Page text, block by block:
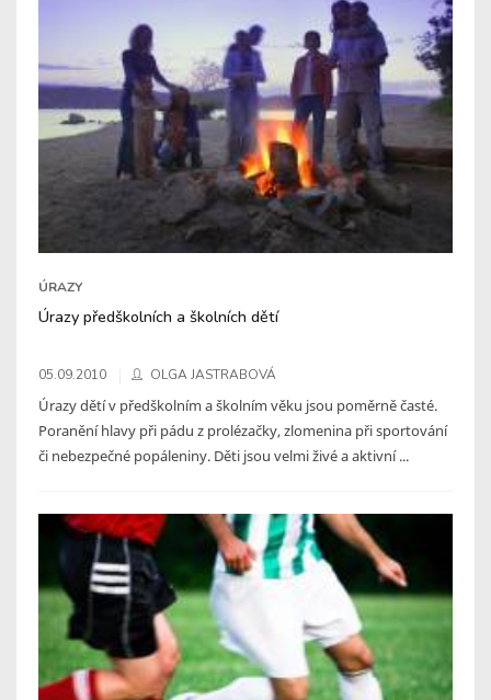
ÚRAZY
Úrazy předškolních a školních dětí
05.09.2010 OLGA JASTRABOVÁ
Úrazy dětí v předškolním a školním věku jsou poměrně časté.
Poranění hlavy při pádu z prolézačky, zlomenina při sportování
či nebezpečné popáleniny. Děti jsou velmi živé a aktivní ...